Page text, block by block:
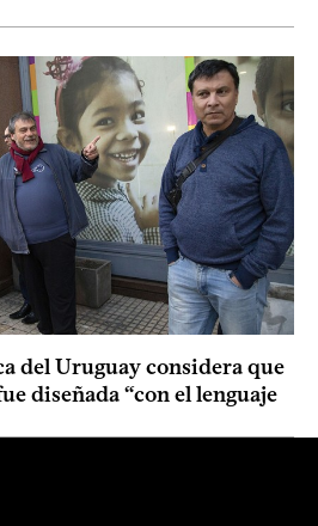
del Uruguay considera que
diseñada “con el lenguaje